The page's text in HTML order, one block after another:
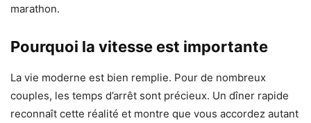
marathon.
Pourquoi la vitesse est importante
La vie moderne est bien remplie. Pour de nombreux
couples, les temps d’arrêt sont précieux. Un dîner rapide
reconnaît cette réalité et montre que vous accordez autant